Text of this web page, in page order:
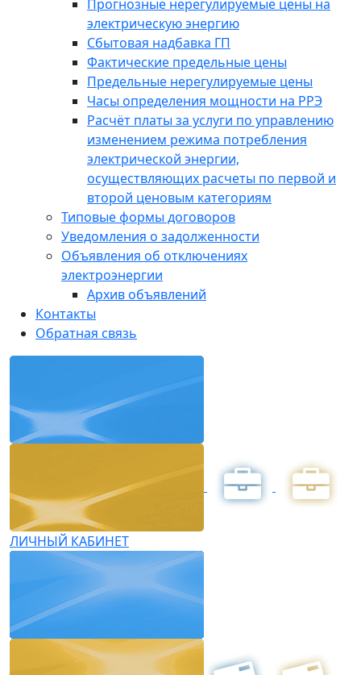
Прогнозные нерегулируемые цены на
электрическую энергию
Сбытовая надбавка ГП
Фактические предельные цены
Предельные нерегулируемые цены
Часы определения мощности на РРЭ
Расчёт платы за услуги по управлению
изменением режима потребления
электрической энергии,
осуществляющих расчеты по первой и
второй ценовым категориям
Типовые формы договоров
Уведомления о задолженности
Объявления об отключениях
электроэнергии
Архив объявлений
Контакты
Обратная связь
ЛИЧНЫЙ КАБИНЕТ